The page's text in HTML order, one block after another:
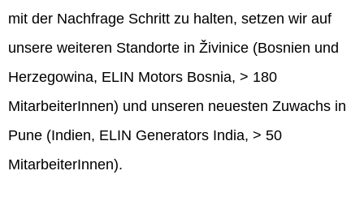
mit der Nachfrage Schritt zu halten, setzen wir auf
unsere weiteren Standorte in Živinice (Bosnien und
Herzegowina, ELIN Motors Bosnia, > 180
MitarbeiterInnen) und unseren neuesten Zuwachs in
Pune (Indien, ELIN Generators India, > 50
MitarbeiterInnen).